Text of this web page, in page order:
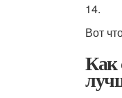
14.
Вот
Как